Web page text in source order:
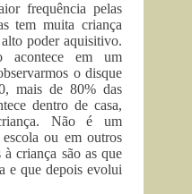
frequência pelas
tem muita criança
poder aquisitivo.
em um
o disque
mais de 80% das
dentro de casa,
Não é um
ou em outros
à criança são as que
e que depois evolui